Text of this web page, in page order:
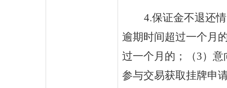
4.保证金不退还
逾期时间超过一个月
过一个月的；（3）
参与交易获取挂牌申